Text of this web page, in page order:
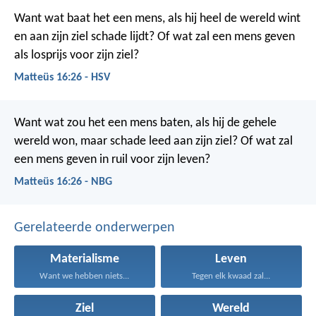
Want wat baat het een mens, als hij heel de wereld wint
en aan zijn ziel schade lijdt? Of wat zal een mens geven
als losprijs voor zijn ziel?
Matteüs 16:26 - HSV
Want wat zou het een mens baten, als hij de gehele
wereld won, maar schade leed aan zijn ziel? Of wat zal
een mens geven in ruil voor zijn leven?
Matteüs 16:26 - NBG
Gerelateerde onderwerpen
Materialisme
Want we hebben niets...
Leven
Tegen elk kwaad zal...
Ziel Wereld